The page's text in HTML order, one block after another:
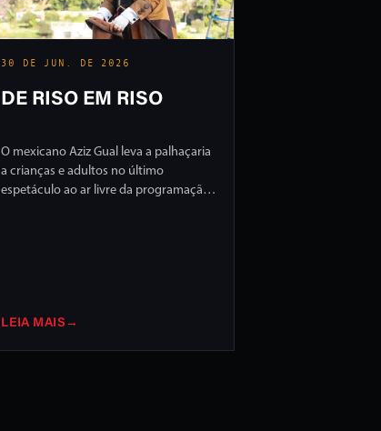
30 DE JUN. DE 2026
DE RISO EM RISO
O mexicano Aziz Gual leva a palhaçaria
a crianças e adultos no último
espetáculo ao ar livre da programação
LEIA MAIS →